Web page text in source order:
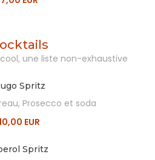
une liste non-exhaustive
Spritz
Prosecco et soda
EUR
Spritz